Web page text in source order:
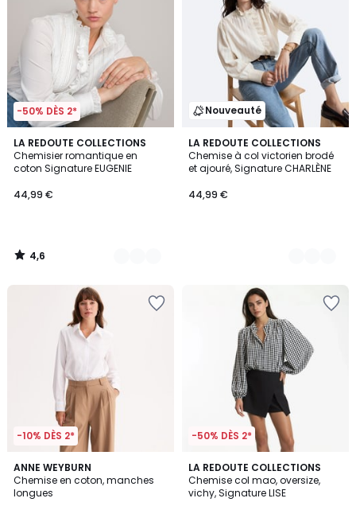
-50% DÈS 2*
LA REDOUTE COLLECTIONS
Chemisier romantique en
coton Signature EUGENIE
44,99 €
4,6
/ 5
2
Couleurs
4,6
/
Nouveauté
LA REDOUTE COLLECTIONS
Chemise à col victorien brodé
et ajouré, Signature CHARLÈNE
44,99 €
2
Couleurs
-10% DÈS 2*
ANNE WEYBURN
Chemise en coton, manches
longues
4,1
/ 5
2
Couleurs
-50% DÈS 2*
LA REDOUTE COLLECTIONS
Chemise col mao, oversize,
vichy, Signature LISE
3,2
/ 5